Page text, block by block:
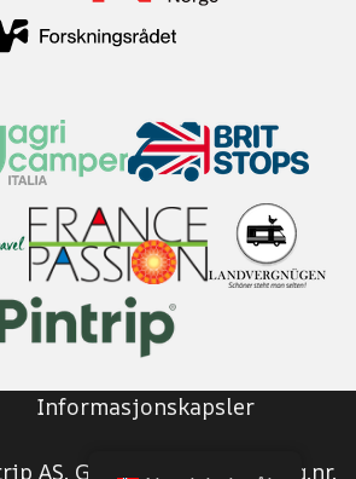
Informasjonskapsler
AS, Grimstad, Norge | Org.nr.